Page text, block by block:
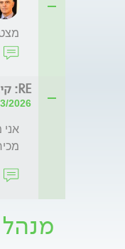
RE: קיבוע לשיניים ניידות
02/03/2026 |